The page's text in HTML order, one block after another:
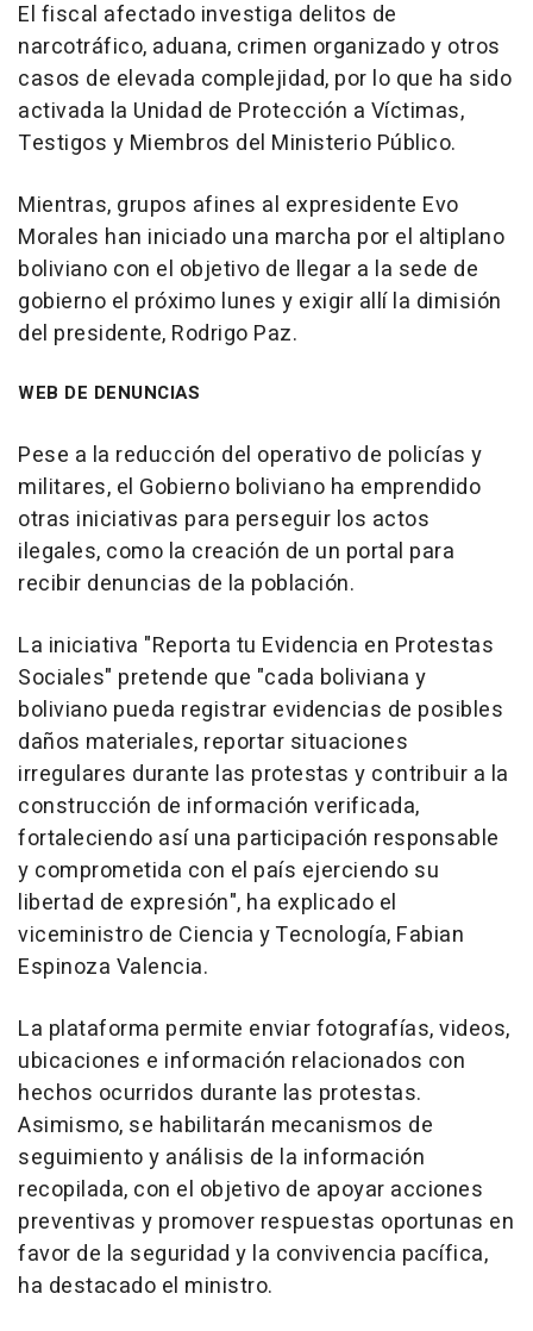
El fiscal afectado investiga delitos de
narcotráfico, aduana, crimen organizado y otros
casos de elevada complejidad, por lo que ha sido
activada la Unidad de Protección a Víctimas,
Testigos y Miembros del Ministerio Público.
Mientras, grupos afines al expresidente Evo
Morales han iniciado una marcha por el altiplano
boliviano con el objetivo de llegar a la sede de
gobierno el próximo lunes y exigir allí la dimisión
del presidente, Rodrigo Paz.
WEB DE DENUNCIAS
Pese a la reducción del operativo de policías y
militares, el Gobierno boliviano ha emprendido
otras iniciativas para perseguir los actos
ilegales, como la creación de un portal para
recibir denuncias de la población.
La iniciativa "Reporta tu Evidencia en Protestas
Sociales" pretende que "cada boliviana y
boliviano pueda registrar evidencias de posibles
daños materiales, reportar situaciones
irregulares durante las protestas y contribuir a la
construcción de información verificada,
fortaleciendo así una participación responsable
y comprometida con el país ejerciendo su
libertad de expresión", ha explicado el
viceministro de Ciencia y Tecnología, Fabian
Espinoza Valencia.
La plataforma permite enviar fotografías, videos,
ubicaciones e información relacionados con
hechos ocurridos durante las protestas.
Asimismo, se habilitarán mecanismos de
seguimiento y análisis de la información
recopilada, con el objetivo de apoyar acciones
preventivas y promover respuestas oportunas en
favor de la seguridad y la convivencia pacífica,
ha destacado el ministro.